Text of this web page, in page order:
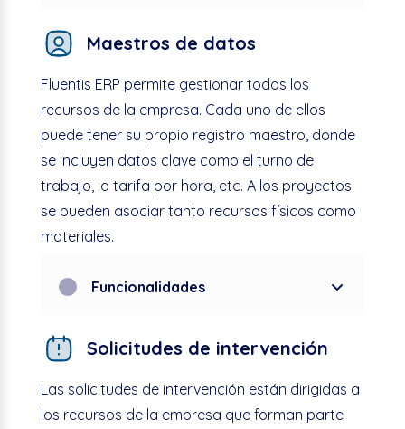
Maestros de datos
Fluentis ERP permite gestionar todos los
recursos de la empresa. Cada uno de ellos
puede tener su propio registro maestro, donde
se incluyen datos clave como el turno de
trabajo, la tarifa por hora, etc. A los proyectos
se pueden asociar tanto recursos físicos como
materiales.
Funcionalidades
Solicitudes de intervención
Las solicitudes de intervención están dirigidas a
los recursos de la empresa que forman parte